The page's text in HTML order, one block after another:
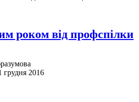
роком від профспілки
грудня 2016